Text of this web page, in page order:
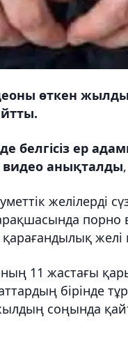
өткен
белгісіз ер
видео анықталды
желілерді
порно
арағандылық
11 жастағы
бірінде
соңында